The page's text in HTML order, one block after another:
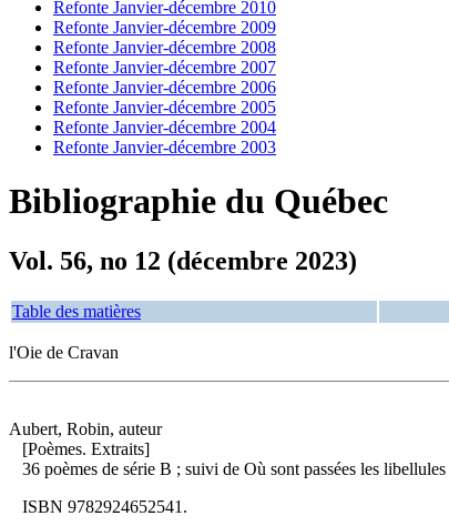
Refonte Janvier-décembre 2010
Refonte Janvier-décembre 2009
Refonte Janvier-décembre 2008
Refonte Janvier-décembre 2007
Refonte Janvier-décembre 2006
Refonte Janvier-décembre 2005
Refonte Janvier-décembre 2004
Refonte Janvier-décembre 2003
Bibliographie du Québec
Vol. 56, no 12 (décembre 2023)
Table des matières
l'Oie de Cravan
Aubert, Robin, auteur
[Poèmes. Extraits]
36 poèmes de série B ; suivi de Où sont passées les libellules
ISBN 9782924652541 .